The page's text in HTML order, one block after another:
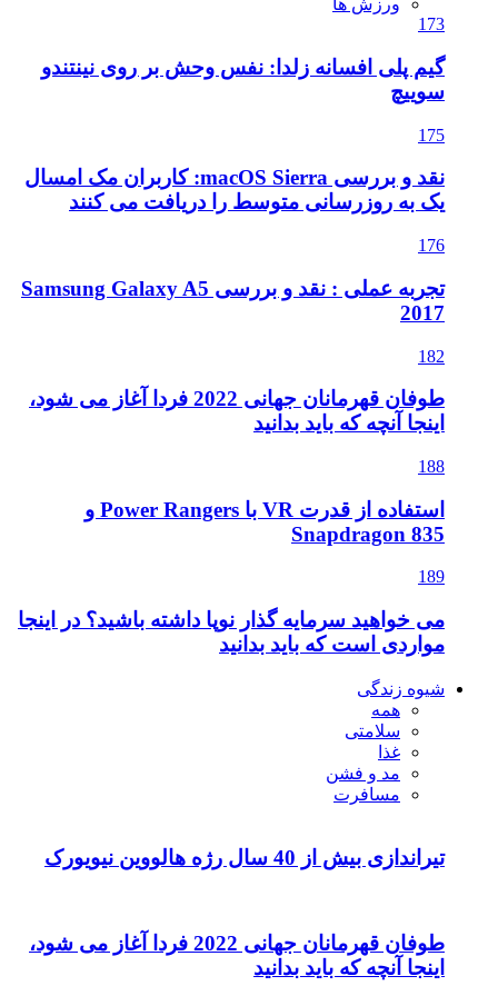
نفس وحش بر روی نینتندو
نقد و بررسی macOS Sierra: کاربران مک امسال
را دریافت می کنند
تجربه عملی : نقد و بررسی Samsung Galaxy A5
طوفان قهرمانان جهانی 2022 فردا آغاز می شود،
استفاده از قدرت VR با Power Rangers و
نوپا داشته باشید؟ در اینجا
طوفان قهرمانان جهانی 2022 فردا آغاز می شود،